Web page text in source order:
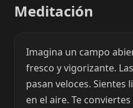
Meditación
Imagina un campo
fresco y vigorizante.
pasan veloces. Sientes
en el aire. Te